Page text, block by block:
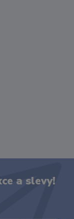
a slevy!